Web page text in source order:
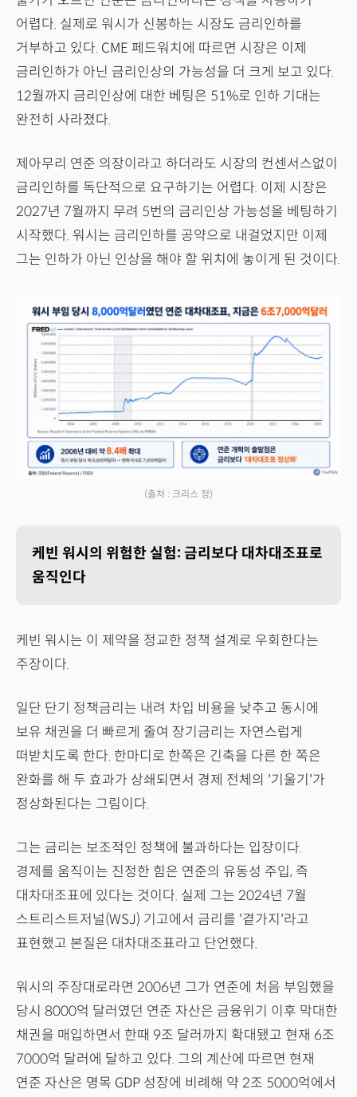
어렵다. 실제로 워시가 신봉하는 시장도 금리인하를
거부하고 있다. CME 페드워치에 따르면 시장은 이제
금리인하가 아닌 금리인상의 가능성을 더 크게 보고 있다.
12월까지 금리인상에 대한 베팅은 51%로 인하 기대는
완전히 사라졌다.
제아무리 연준 의장이라고 하더라도 시장의 컨센서스없이
금리인하를 독단적으로 요구하기는 어렵다. 이제 시장은
2027년 7월까지 무려 5번의 금리인상 가능성을 베팅하기
시작했다. 워시는 금리인하를 공약으로 내걸었지만 이제
그는 인하가 아닌 인상을 해야 할 위치에 놓이게 된 것이다.
(출처 : 크리스 정)
케빈 워시의 위험한 실험: 금리보다 대차대조표로
움직인다
케빈 워시는 이 제약을 정교한 정책 설계로 우회한다는
주장이다.
일단 단기 정책금리는 내려 차입 비용을 낮추고 동시에
보유 채권을 더 빠르게 줄여 장기금리는 자연스럽게
떠받치도록 한다. 한마디로 한쪽은 긴축을 다른 한 쪽은
완화를 해 두 효과가 상쇄되면서 경제 전체의 '기울기'가
정상화된다는 그림이다.
그는 금리는 보조적인 정책에 불과하다는 입장이다.
경제를 움직이는 진정한 힘은 연준의 유동성 주입, 즉
대차대조표에 있다는 것이다. 실제 그는 2024년 7월
스트리스트저널(WSJ) 기고에서 금리를 '곁가지'라고
표현했고 본질은 대차대조표라고 단언했다.
워시의 주장대로라면 2006년 그가 연준에 처음 부임했을
당시 8000억 달러였던 연준 자산은 금융위기 이후 막대한
채권을 매입하면서 한때 9조 달러까지 확대됐고 현재 6조
7000억 달러에 달하고 있다. 그의 계산에 따르면 현재
연준 자산은 명목 GDP 성장에 비례해 약 2조 5000억에서